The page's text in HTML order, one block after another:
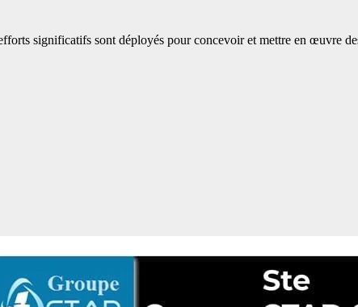
significatifs sont déployés pour concevoir et mettre en œuvre